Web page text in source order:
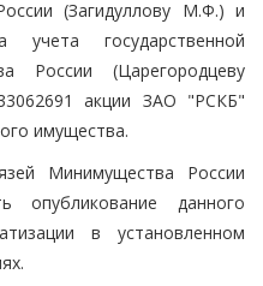
(Загидуллову М.Ф.) и
учета государственной
России (Царегородцеву
акции ЗАО "РСКБ"
имущества.
Минимущества России
опубликование данного
в установленном